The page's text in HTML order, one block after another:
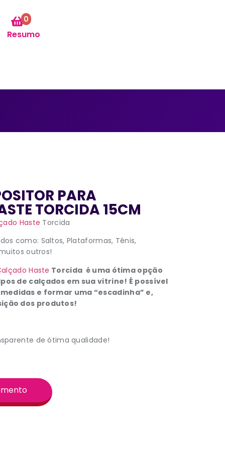
0
Resumo
PARA
TORCIDA 15CM
Haste Torcida
como: Saltos, Plataformas, Tênis,
outros!
Haste Torcida é uma ótima opção
de calçados em sua vitrine! É possível
e formar uma “escadinha” e,
dos produtos!
de ótima qualidade!